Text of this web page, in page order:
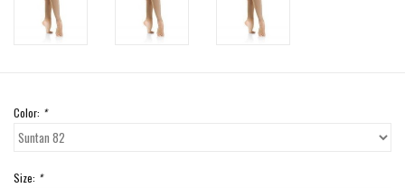
Color: *
Size: *